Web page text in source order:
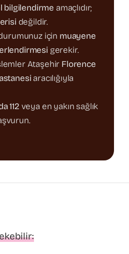
bilgilendirme amaçlıdır;
değildir.
için muayene
gerekir.
Ataşehir Florence
aracılığıyla
112 veya en yakın sağlık